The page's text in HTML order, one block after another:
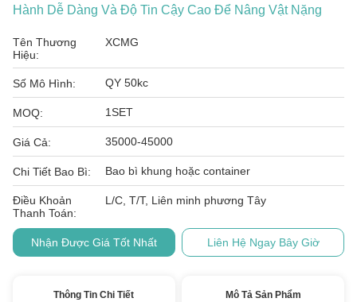
Hành Dễ Dàng Và Độ Tin Cậy Cao Để Nâng Vật Nặng
Tên Thương
Hiệu:
XCMG
Số Mô Hình: QY 50kc
MOQ: 1SET
Giá Cả: 35000-45000
Chi Tiết Bao Bì: Bao bì khung hoặc container
Điều Khoản
Thanh Toán:
L/C, T/T, Liên minh phương Tây
Nhận Được Giá Tốt Nhất Liên Hệ Ngay Bây Giờ
Thông Tin Chi Tiết Mô Tả Sản Phẩm